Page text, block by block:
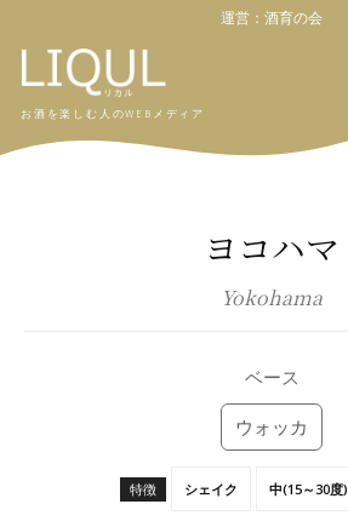
運営： 酒育の会
お酒を楽しむ人のWEBメディア
ヨコハマ
Yokohama
ベース
ウォッカ
特徴 シェイク 中(15～30度)